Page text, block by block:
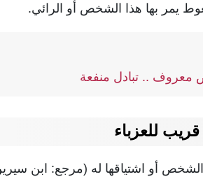
يمر بها هذا الشخص أو الرائي.
معروف .. تبادل منفعة
للعزباء
أو اشتياقها له (مرجع: ابن